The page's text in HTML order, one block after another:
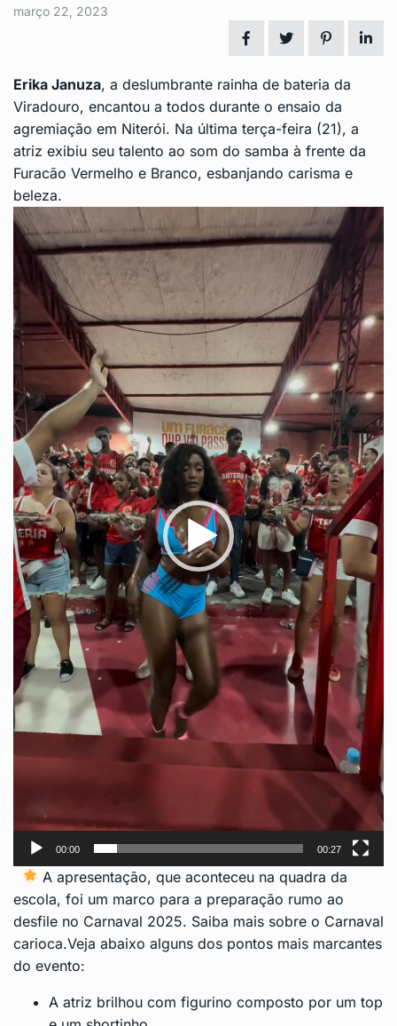
março 22, 2023
Erika Januza, a deslumbrante rainha de bateria da
Viradouro, encantou a todos durante o ensaio da
agremiação em Niterói. Na última terça-feira (21), a
atriz exibiu seu talento ao som do samba à frente da
Furacão Vermelho e Branco, esbanjando carisma e
beleza.
T
d
o
r
d
e
v
í
d
e
o
00:00 00:27
A apresentação, que aconteceu na quadra da
escola, foi um marco para a preparação rumo ao
desfile no Carnaval 2025. Saiba mais sobre o Carnaval
carioca.Veja abaixo alguns dos pontos mais marcantes
do evento:
A atriz brilhou com figurino composto por um top